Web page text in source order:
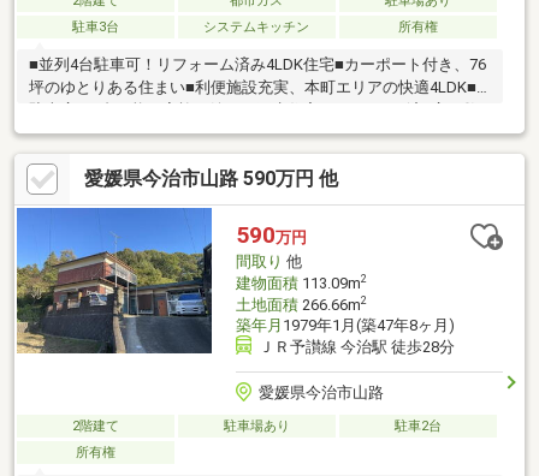
駐車3台
システムキッチン 所有権
■並列4台駐車可！リフォーム済み4LDK住宅■カーポート付き、76
坪のゆとりある住まい■利便施設充実、本町エリアの快適4LDK■
地、快適生活スタート■今治市本町、便利な立地の大型4LDK■収
納充実＆駐車4台、暮らしやすい一邸■スーパー徒歩圏、生活便利
なリフォーム住宅
愛媛県今治市山路 590万円 他
590万円
間取り 他
建物面積113.09m2
土地面積266.66m2
築年月 1979年1月(築47年8ヶ月)
ＪＲ予讃線 今治駅 徒歩28分
愛媛県今治市山路
2階建て 駐車場あり
駐車2台
所有権